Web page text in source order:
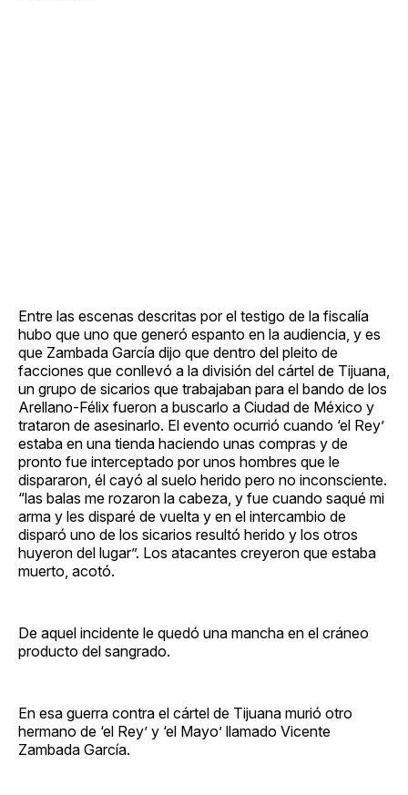
Entre las escenas descritas por el testigo de la fiscalía
hubo que uno que generó espanto en la audiencia, y es
que Zambada García dijo que dentro del pleito de
facciones que conllevó a la división del cártel de Tijuana,
un grupo de sicarios que trabajaban para el bando de los
Arellano-Félix fueron a buscarlo a Ciudad de México y
trataron de asesinarlo. El evento ocurrió cuando ‘el Rey’
estaba en una tienda haciendo unas compras y de
pronto fue interceptado por unos hombres que le
dispararon, él cayó al suelo herido pero no inconsciente.
“las balas me rozaron la cabeza, y fue cuando saqué mi
arma y les disparé de vuelta y en el intercambio de
disparó uno de los sicarios resultó herido y los otros
huyeron del lugar”. Los atacantes creyeron que estaba
muerto, acotó.
De aquel incidente le quedó una mancha en el cráneo
producto del sangrado.
En esa guerra contra el cártel de Tijuana murió otro
hermano de ‘el Rey’ y ‘el Mayo’ llamado Vicente
Zambada García.